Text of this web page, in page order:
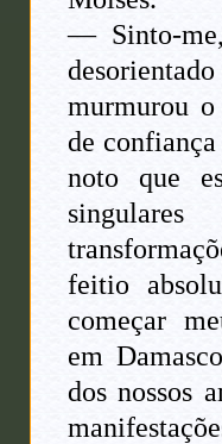
— Sinto-me,
murmurou
de
noto que
feitio
começar
em
dos nossos